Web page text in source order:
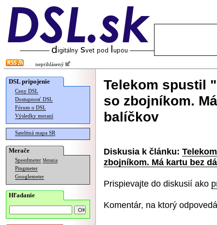
neprihlásený
DSL pripojenie
Ceny DSL
Dostupnosť DSL
Fórum o DSL
Výsledky meraní
Satelitná mapa SR
Merače
Speedmeter Merania
Pingmeter
Googlemeter
Hľadanie
Telekom spustil
so zbojníkom.
balíčkov
Diskusia k článku:
zbojníkom. Má kartu bez
Prispievajte do diskusií ako
Komentár, na ktorý